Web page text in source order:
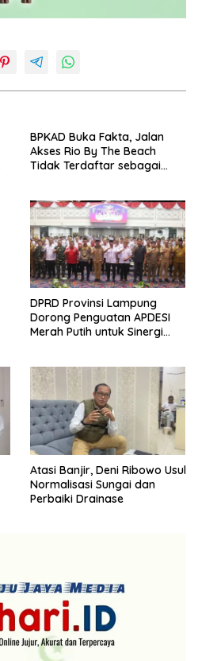
BPKAD Buka Fakta, Jalan
Akses Rio By The Beach
Tidak Terdaftar sebagai
DPRD Provinsi Lampung
Dorong Penguatan APDESI
Merah Putih untuk Sinergi
Atasi Banjir, Deni Ribowo Usul
Normalisasi Sungai dan
Perbaiki Drainase